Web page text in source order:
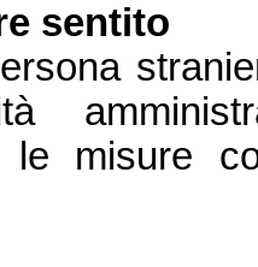
sentito
ammini
le misure